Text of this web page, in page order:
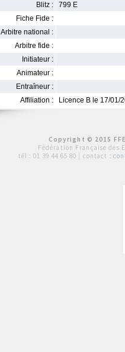
Blitz :
799 E
Fiche Fide :
Arbitre national :
Arbitre fide :
Initiateur :
Animateur :
Entraîneur :
Affiliation :
Licence B le 17/01/
Copyright © 2015
Fédération Française des
tél : 01 39 44 65 80 | contact :